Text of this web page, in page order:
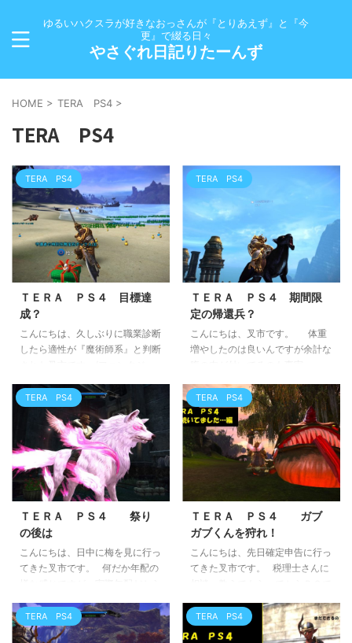
ゆるいハクスラが好きなおっさんが『とりあえず』と『今
更』で綴る日々
やさぐれ日記りたーんず
HOME > TERA PS4 >
TERA PS4
TERA PS4
ＴＥＲＡ ＰＳ４ 目標達
成？
こんにちは、久しぶりに職業診断
したら適性が『魔術師系』と判断
と頭脳派or補助系だったのか…。
と意外だったTERA PS4のお
話。 色々使わせて貰います。 復
帰の特典？３０日間撃錬鉄の装備
ボックスとやらを開封してみまし
た。 ふんふん、何だこれ？ どう
やら守り人よりは強いご様子。一
が４４０に。 で、懐かしい連合
指令書がラインナップされまし
た。 昔はヴェルデグで出てたの
になぁ。 当時を思い出しながら
TERA PS4
ＴＥＲＡ ＰＳ４ 期間限
定の帰還兵？
こんにちは、叉市です。 体重
増やしたのは良いんですが余計な
てウエスト戻しに勤しんでます。
そんな戻すべく 勤しんだ
【TERA】PS4のお話。 イ
ベントに食指が動く 何度かアッ
プデートのお知らせが来ていたに
も関わらず、全く動かしてなかっ
たTERA。 この度ちょっと
じで起動してみました。 アーマ
ンズ！ いや、ウチのアーマンズ
は久しぶりに見ても格好いい
わ…。 あ、ただいまです
TERA PS4
ＴＥＲＡ ＰＳ４ 祭り
の後は
こんにちは、日中に梅を見に行っ
てきた叉市です。 何だか年配の
出深い公園を満喫しました。そん
な満喫したＴＥＲＡ ＰＳ４のお
TERA PS4
ＴＥＲＡ ＰＳ４ ガブ
ガブくんを狩れ！
こんにちは、先日確定申告に行っ
てきた叉市です。 税理士さんに
えて貰えたから本当に助かりまし
た。そして微々たる額ですが返っ
TERA PS4 TERA PS4